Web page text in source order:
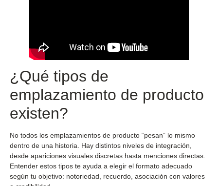
¿Qué tipos de
emplazamiento de producto
existen?
No todos los emplazamientos de producto “pesan” lo mismo
dentro de una historia. Hay distintos niveles de integración,
desde apariciones visuales discretas hasta menciones directas.
Entender estos tipos te ayuda a elegir el formato adecuado
según tu objetivo: notoriedad, recuerdo, asociación con valores